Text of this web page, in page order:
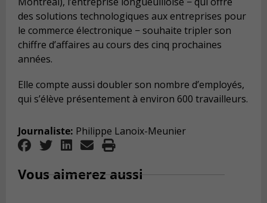
des solutions technologiques aux entreprises pour
le commerce électronique − souhaite tripler son
chiffre d’affaires au cours des cinq prochaines
années.
Elle compte aussi doubler son nombre d’employés,
qui s’élève présentement à environ 600 travailleurs.
Journaliste: Philippe Lanoix-Meunier
Vous aimerez aussi